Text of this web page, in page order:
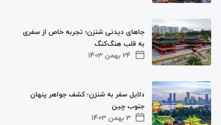
24 بهمن 1403
جاهای دیدنی شنزن؛ تجربه خاص از سفری
به قلب هنگ‌کنگ
3 بهمن 1403
دلایل سفر به شنزن؛ کشف جواهر پنهان
جنوب چین